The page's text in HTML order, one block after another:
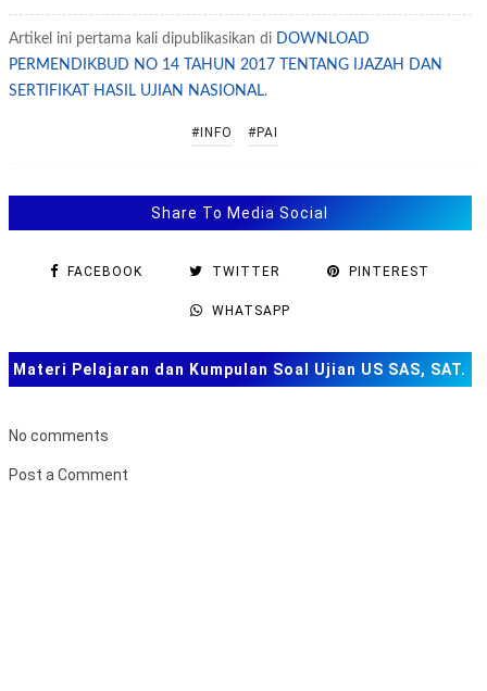
Artikel ini pertama kali dipublikasikan di
DOWNLOAD
PERMENDIKBUD NO 14 TAHUN 2017 TENTANG IJAZAH DAN
SERTIFIKAT HASIL UJIAN NASIONAL.
#INFO #PAI
Share To Media Social
FACEBOOK TWITTER PINTEREST
WHATSAPP
Materi Pelajaran dan Kumpulan Soal Ujian US SAS, SAT.
No comments
Post a Comment